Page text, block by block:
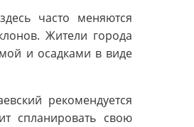
часто меняются
Жители города
и осадками в виде
рекомендуется
спланировать свою